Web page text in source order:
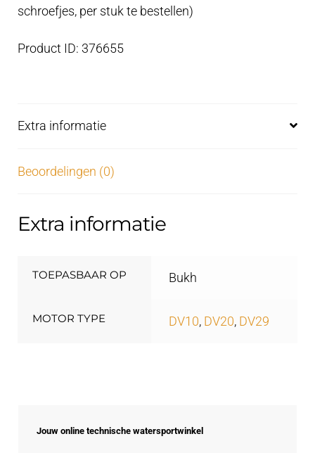
schroefjes, per stuk te bestellen)
Product ID: 376655
Extra informatie
Beoordelingen (0)
Extra informatie
TOEPASBAAR OP Bukh
MOTOR TYPE DV10, DV20, DV29
Jouw online technische watersportwinkel